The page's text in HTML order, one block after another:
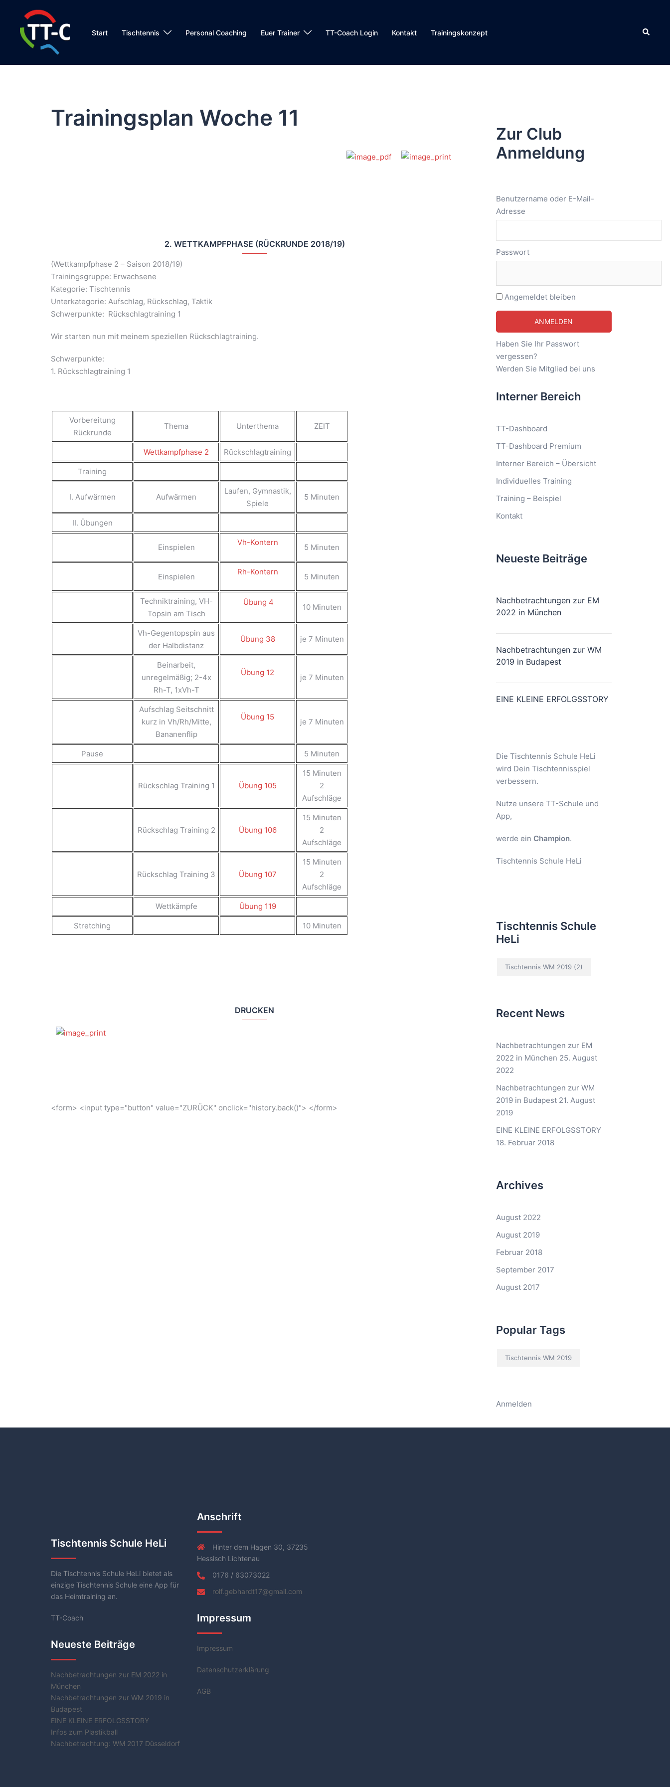
springen
Start Tischtennis Personal Coaching Euer Trainer TT-Coach Login Kontakt Trainingskonzept Suche
Trainingsplan Woche 11
2. WETTKAMPFPHASE (RÜCKRUNDE 2018/19)
(Wettkampfphase 2 – Saison 2018/19)
Trainingsgruppe: Erwachsene
Kategorie: Tischtennis
Unterkategorie: Aufschlag, Rückschlag, Taktik
Schwerpunkte: Rückschlagtraining 1
Wir starten nun mit meinem speziellen Rückschlagtraining.
Schwerpunkte:
1. Rückschlagtraining 1
Vorbereitung
Rückrunde
Thema Unterthema ZEIT
Wettkampfphase 2 Rückschlagtraining
Training
I. Aufwärmen Aufwärmen
Laufen, Gymnastik,
Spiele
5 Minuten
II. Übungen
Einspielen
Vh-Kontern
5 Minuten
Einspielen
Rh-Kontern
5 Minuten
Techniktraining, VH-
Topsin am Tisch
Übung 4
10 Minuten
Vh-Gegentopspin aus
der Halbdistanz
Übung 38 je 7 Minuten
Beinarbeit,
unregelmäßig; 2-4x
Rh-T, 1xVh-T
Übung 12
je 7 Minuten
Aufschlag Seitschnitt
kurz in Vh/Rh/Mitte,
Bananenflip
Übung 15
je 7 Minuten
Pause 5 Minuten
Rückschlag Training 1 Übung 105
15 Minuten
2
Aufschläge
Rückschlag Training 2 Übung 106
15 Minuten
2
Aufschläge
Rückschlag Training 3 Übung 107
15 Minuten
2
Aufschläge
Wettkämpfe Übung 119
Stretching 10 Minuten
DRUCKEN
<form> <input type="button" value="ZURÜCK" onclick="history.back()"> </form>
Zur Club
Anmeldung
Benutzername oder E-Mail-
Adresse
Passwort
Angemeldet bleiben
Haben Sie Ihr Passwort
vergessen?
Werden Sie Mitglied bei uns
Interner Bereich
TT-Dashboard
TT-Dashboard Premium
Interner Bereich – Übersicht
Individuelles Training
Training – Beispiel
Kontakt
Neueste Beiträge
Nachbetrachtungen zur EM
2022 in München
Nachbetrachtungen zur WM
2019 in Budapest
EINE KLEINE ERFOLGSSTORY
Die Tischtennis Schule HeLi
wird Dein Tischtennisspiel
verbessern.
Nutze unsere TT-Schule und
App,
werde ein Champion.
Tischtennis Schule HeLi
Tischtennis Schule
HeLi
Tischtennis WM 2019(2)
Recent News
Nachbetrachtungen zur EM
2022 in München 25. August
2022
Nachbetrachtungen zur WM
2019 in Budapest 21. August
2019
EINE KLEINE ERFOLGSSTORY
18. Februar 2018
Archives
August 2022
August 2019
Februar 2018
September 2017
August 2017
Popular Tags
Tischtennis WM 2019
Anmelden
Tischtennis Schule HeLi
Die Tischtennis Schule HeLi bietet als
einzige Tischtennis Schule eine App für
das Heimtraining an.
TT-Coach
Neueste Beiträge
Nachbetrachtungen zur EM 2022 in
München
Nachbetrachtungen zur WM 2019 in
Budapest
EINE KLEINE ERFOLGSSTORY
Infos zum Plastikball
Nachbetrachtung: WM 2017 Düsseldorf
Anschrift
Hinter dem Hagen 30, 37235
Hessisch Lichtenau
0176 / 63073022
rolf.gebhardt17@gmail.com
Impressum
Impressum
Datenschutzerklärung
AGB